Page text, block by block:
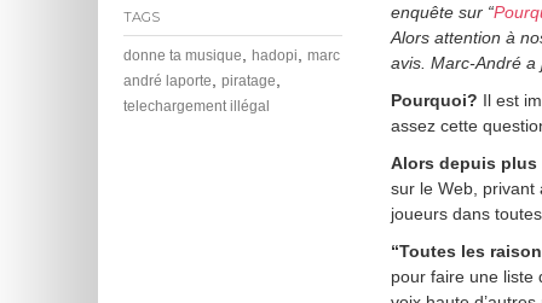
enquête sur “
Alors attention à
avis. Marc-André a
Pourquoi? Il est
assez cette
Alors depuis plus
sur le Web, privant
joueurs dans
“Toutes les
pour faire une liste
TAGS
donne ta musique hadopi
marc
andré laporte
piratage
telechargement illégal